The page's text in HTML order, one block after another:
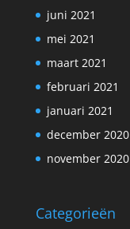
juni 2021
mei 2021
maart 2021
februari 2021
januari 2021
december 2020
november 2020
Categorieën